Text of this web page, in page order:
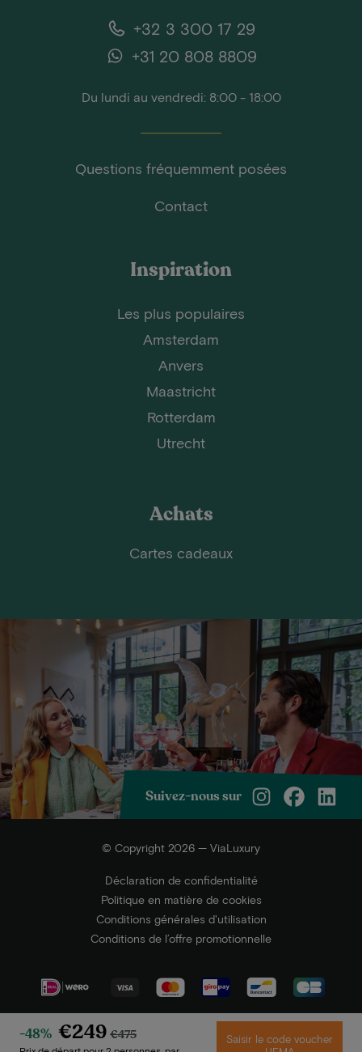
-48% €249 €475
Saisir le code voucher
+32 3 300 17 29
+31 20 808 8809
Du lundi au vendredi: 8:00 - 18:00
Questions fréquemment posées
Contact
Inspiration
Les plus populaires
Amsterdam
Anvers
Maastricht
Rotterdam
Utrecht
Achats
Cartes cadeaux
Suivez-nous sur
© Copyright 2026 — ViaLuxury
Déclaration de confidentialité
Politique en matière de cookies
Conditions générales d'utilisation
Conditions de l’offre promotionnelle